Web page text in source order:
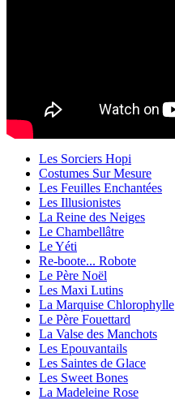
Les Sorciers Hopi
Costumes Sur Mesure
Les Feuilles Enchantées
Les Illusionistes
La Reine des Neiges
Le Chambellâtre
Le Yéti
Re-boote... Robote
Le Père Noël
Les Maxi Lutins
La Marquise Chlorophylle
Le Père Fouettard
La Valse des Manchots
Les Epouvantails
Les Saintes de Glace
Les Sweet Bones
La Madeleine Rose